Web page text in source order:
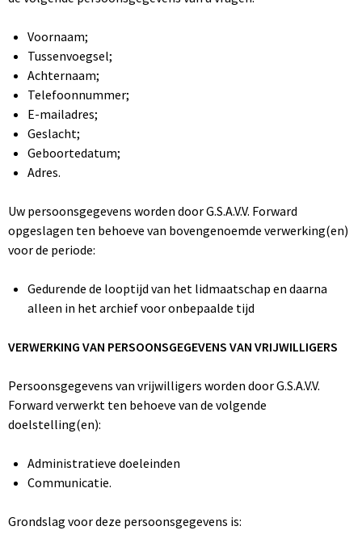
Voornaam;
Tussenvoegsel;
Achternaam;
Telefoonnummer;
E-mailadres;
Geslacht;
Geboortedatum;
Adres.
Uw persoonsgegevens worden door G.S.A.V.V. Forward
opgeslagen ten behoeve van bovengenoemde verwerking(en)
voor de periode:
Gedurende de looptijd van het lidmaatschap en daarna
alleen in het archief voor onbepaalde tijd
VERWERKING VAN PERSOONSGEGEVENS VAN VRIJWILLIGERS
Persoonsgegevens van vrijwilligers worden door G.S.A.V.V.
Forward verwerkt ten behoeve van de volgende
doelstelling(en):
Administratieve doeleinden
Communicatie.
Grondslag voor deze persoonsgegevens is: